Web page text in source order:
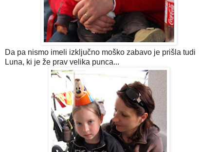
Da pa nismo imeli izključno moško zabavo je prišla tudi
Luna, ki je že prav velika punca...